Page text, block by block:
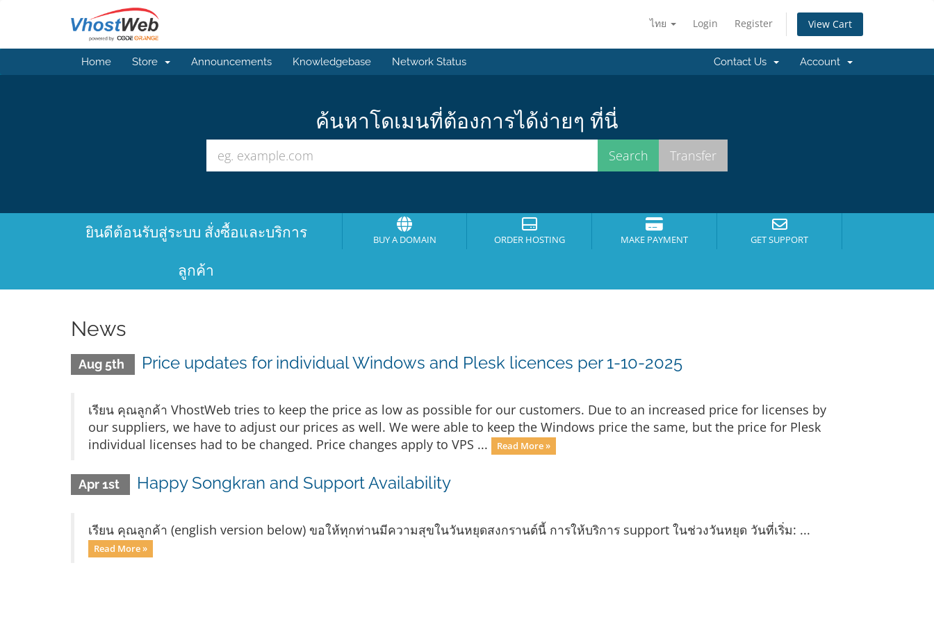
ไทย Login Register View Cart
Home Store Announcements Knowledgebase Network Status Contact Us Account
ค้นหาโดเมนที่ต้องการได้ง่ายๆ ที่นี่
ยินดีต้อนรับสู่ระบบ สั่งซื้อและบริการ
ลูกค้า
BUY A DOMAIN ORDER HOSTING MAKE PAYMENT GET SUPPORT
News
Aug 5th Price updates for individual Windows and Plesk licences per 1-10-2025
เรียน คุณลูกค้า VhostWeb tries to keep the price as low as possible for our customers. Due to an increased price for licenses by
our suppliers, we have to adjust our prices as well. We were able to keep the Windows price the same, but the price for Plesk
individual licenses had to be changed. Price changes apply to VPS ...
Read More »
Apr 1st Happy Songkran and Support Availability
เรียน คุณลูกค้า (english version below) ขอให้ทุกท่านมีความสุขในวันหยุดสงกรานต์นี้ การให้บริการ support ในช่วงวันหยุด วันที่เริ่ม: ...
Read More »